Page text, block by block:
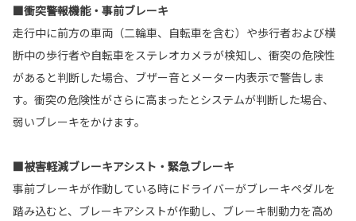
■衝突警報機能・事前ブレーキ
走行中に前方の車両（二輪車、自転車を含む）や歩行者および横
断中の歩行者や自転車をステレオカメラが検知し、衝突の危険性
があると判断した場合、ブザー音とメーター内表示で警告しま
す。衝突の危険性がさらに高まったとシステムが判断した場合、
弱いブレーキをかけます。
■被害軽減ブレーキアシスト・緊急ブレーキ
事前ブレーキが作動している時にドライバーがブレーキペダルを
踏み込むと、ブレーキアシストが作動し、ブレーキ制動力を高め